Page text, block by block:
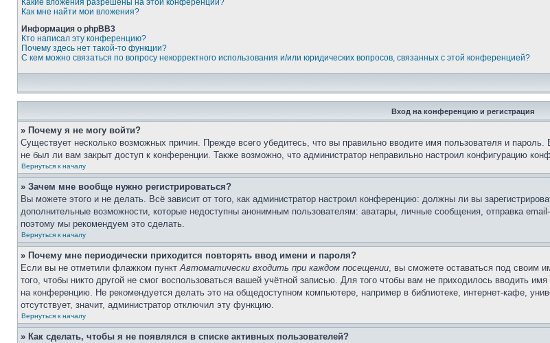
Какие вложения разрешены на этой конференции?
Как мне найти мои вложения?
Информация о phpBB3
Кто написал эту конференцию?
Почему здесь нет такой-то функции?
С кем можно связаться по вопросу некорректного использования и/или юридических вопросов, связанных с этой конференцией?
Вход на конференцию и регистрация
» Почему я не могу войти?
Существует несколько возможных причин. Прежде всего убедитесь, что вы правильно вводите имя пользователя и
не был ли вам закрыт доступ к конференции. Также возможно, что администратор неправильно настроил конфигурацию
Вернуться к началу
» Зачем мне вообще нужно регистрироваться?
Вы можете этого и не делать. Всё зависит от того, как администратор настроил конференцию: должны ли вы
дополнительные возможности, которые недоступны анонимным пользователям: аватары, личные сообщения, отправка
поэтому мы рекомендуем это сделать.
Вернуться к началу
» Почему мне периодически приходится повторять ввод имени и пароля?
Если вы не отметили флажком пунктАвтоматически входить при каждом посещении, вы сможете оставаться под своим
того, чтобы никто другой не смог воспользоваться вашей учётной записью. Для того чтобы вам не приходилось вводить
на конференцию. Не рекомендуется делать это на общедоступном компьютере, например в библиотеке, интернет-кафе,
отсутствует, значит, администратор отключил эту функцию.
Вернуться к началу
» Как сделать, чтобы я не появлялся в списке активных пользователей?